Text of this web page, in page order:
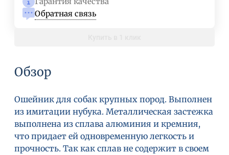
Обратная связь
Обзор
Ошейник для собак крупных пород. Выполнен
из имитации нубука. Металлическая застежка
выполнена из сплава алюминия и кремния,
что придает ей одновременную легкость и
прочность. Так как сплав не содержит в своем